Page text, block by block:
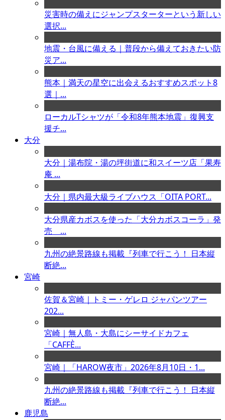
災害時の備えにジャンプスターターという新しい
選択...
地震・台風に備える｜普段から備えておきたい防
災ア...
熊本｜満天の星空に出会えるおすすめスポット8
選｜...
ローカルTシャツが「令和8年熊本地震」復興支
援チ...
大分
大分｜湯布院・湯の坪街道に和スイーツ店「果寿
庵 ...
大分｜県内最大級ライブハウス「OITA PORT...
大分県産カボスを使った「大分カボスコーラ」発
売 ...
九州の絶景路線も掲載『列車で行こう！ 日本縦
断絶...
宮崎
佐賀＆宮崎｜トミー・ゲレロ ジャパンツアー
202...
宮崎｜無人島・大島にシーサイドカフェ
「CAFFÈ...
宮崎｜「HAROW夜市」2026年8月10日・1...
九州の絶景路線も掲載『列車で行こう！ 日本縦
断絶...
鹿児島